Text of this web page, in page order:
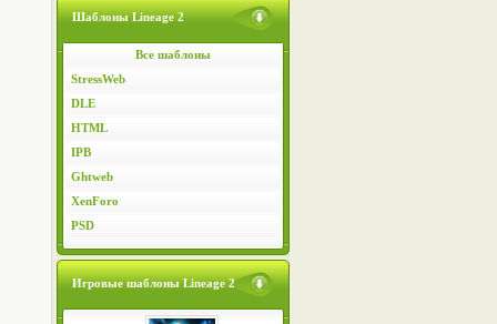
Шаблоны Lineage 2
Все шаблоны
StressWeb
DLE
HTML
IPB
Ghtweb
XenForo
PSD
Игровые шаблоны Lineage 2